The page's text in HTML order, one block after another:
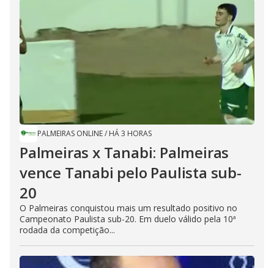
PALMEIRAS ONLINE/ HÁ 3 HORAS
Palmeiras x Tanabi: Palmeiras
vence Tanabi pelo Paulista sub-
20
O Palmeiras conquistou mais um resultado positivo no
Campeonato Paulista sub-20. Em duelo válido pela 10ª
rodada da competição...